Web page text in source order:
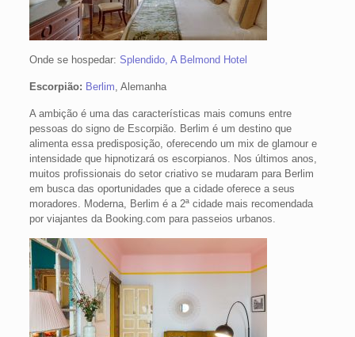
Onde se hospedar: Splendido, A Belmond Hotel
Escorpião: Berlim, Alemanha
A ambição é uma das características mais comuns entre
pessoas do signo de Escorpião. Berlim é um destino que
alimenta essa predisposição, oferecendo um mix de glamour e
intensidade que hipnotizará os escorpianos. Nos últimos anos,
muitos profissionais do setor criativo se mudaram para Berlim
em busca das oportunidades que a cidade oferece a seus
moradores. Moderna, Berlim é a 2ª cidade mais recomendada
por viajantes da Booking.com para passeios urbanos.